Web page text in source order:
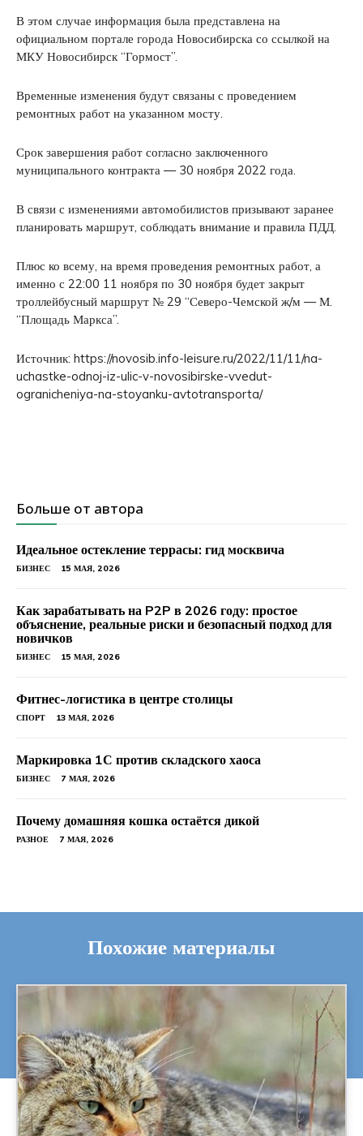
В этом случае информация была представлена на
официальном портале города Новосибирска со ссылкой на
МКУ Новосибирск “Гормост”.
Временные изменения будут связаны с проведением
ремонтных работ на указанном мосту.
Срок завершения работ согласно заключенного
муниципального контракта — 30 ноября 2022 года.
В связи с изменениями автомобилистов призывают заранее
планировать маршрут, соблюдать внимание и правила ПДД.
Плюс ко всему, на время проведения ремонтных работ, а
именно с 22:00 11 ноября по 30 ноября будет закрыт
троллейбусный маршрут № 29 “Северо-Чемской ж/м — М.
“Площадь Маркса”.
Источник: https://novosib.info-leisure.ru/2022/11/11/na-
uchastke-odnoj-iz-ulic-v-novosibirske-vvedut-
ogranicheniya-na-stoyanku-avtotransporta/
Больше от автора
Идеальное остекление террасы: гид москвича
БИЗНЕС 15 МАЯ, 2026
Как зарабатывать на P2P в 2026 году: простое
объяснение, реальные риски и безопасный подход для
новичков
БИЗНЕС 15 МАЯ, 2026
Фитнес-логистика в центре столицы
СПОРТ 13 МАЯ, 2026
Маркировка 1С против складского хаоса
БИЗНЕС 7 МАЯ, 2026
Почему домашняя кошка остаётся дикой
РАЗНОЕ 7 МАЯ, 2026
Похожие материалы